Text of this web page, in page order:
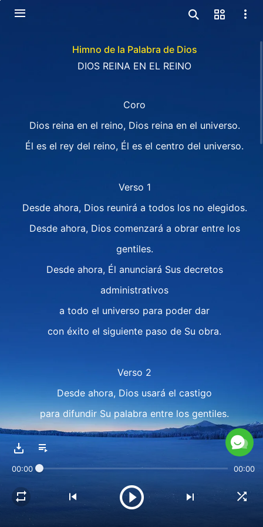
Himno de la Palabra de Dios
DIOS REINA EN EL REINO
Coro
Dios reina en el reino, Dios reina en el universo.
Él es el rey del reino, Él es el centro del universo.
Verso 1
Desde ahora, Dios reunirá a todos los no elegidos.
Desde ahora, Dios comenzará a obrar entre los
gentiles.
Desde ahora, Él anunciará Sus decretos
administrativos
a todo el universo para poder dar
con éxito el siguiente paso de Su obra.
Verso 2
Desde ahora, Dios usará el castigo
para difundir Su palabra entre los gentiles.
Desde ahora, Él usará la fuerza,
mientras obra entre los elegidos.
00:00 00:00